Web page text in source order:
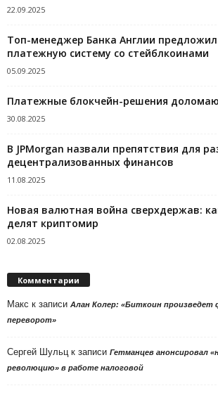
22.09.2025
Топ-менеджер Банка Англии
платежную систему со стейблкоинами
05.09.2025
Платежные блокчейн-решения
30.08.2025
В JPMorgan назвали препятствия для
децентрализованных финансов
11.08.2025
Новая валютная война сверхдержав:
делят криптомир
02.08.2025
Комментарии
Макс к записи Алан Колер: «Биткоин произведет
переворот»
Сергей Шульцк записи Гетманцев анонсировал
революцию» в работе налоговой